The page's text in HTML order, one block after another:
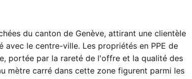
du canton de Genève, attirant une clientèle
le centre-ville. Les propriétés en PPE de
portée par la rareté de l'offre et la qualité des
mètre carré dans cette zone figurent parmi les